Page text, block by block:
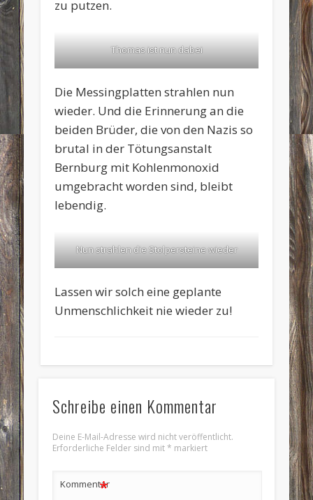
zu putzen.
Thomas ist nun dabei
Die Messingplatten strahlen nun
wieder. Und die Erinnerung an die
beiden Brüder, die von den Nazis so
brutal in der Tötungsanstalt
Bernburg mit Kohlenmonoxid
umgebracht worden sind, bleibt
lebendig.
Nun strahlen die Stolpersteine wieder
Lassen wir solch eine geplante
Unmenschlichkeit nie wieder zu!
Schreibe einen Kommentar
Deine E-Mail-Adresse wird nicht veröffentlicht.
Erforderliche Felder sind mit* markiert
Kommentar
*